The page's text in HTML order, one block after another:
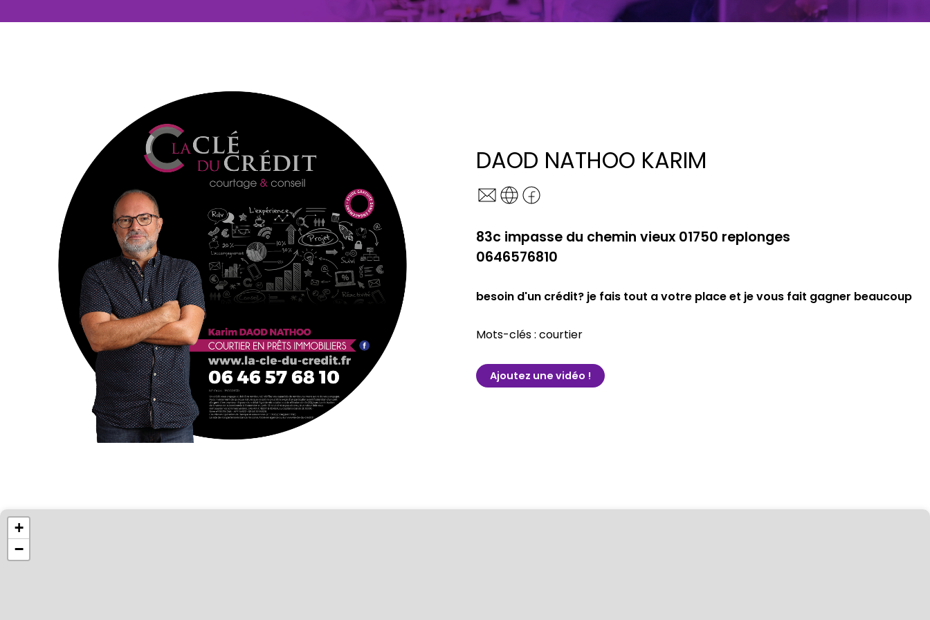
DAOD NATHOO KARIM
83c impasse du chemin vieux 01750 replonges
0646576810
besoin d'un crédit? je fais tout a votre place et je vous fait gagner beaucoup
Mots-clés : courtier
Ajoutez une vidéo !